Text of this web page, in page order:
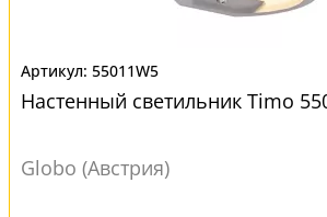
55011W5
Настенный светильник Timo
Globo (Австрия)